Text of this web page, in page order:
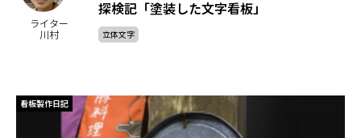
ライター
川村
探検記「塗装した文字看板」
立体文字
看板製作日記